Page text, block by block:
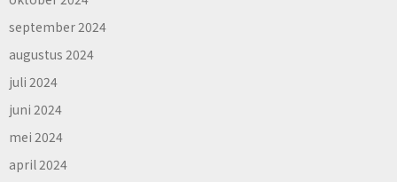
september 2024
augustus 2024
juli 2024
juni 2024
mei 2024
april 2024